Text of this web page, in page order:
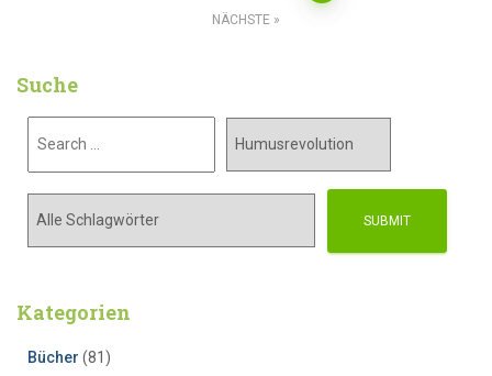
NÄCHSTE
Suche
Kategorien
Bücher (81)